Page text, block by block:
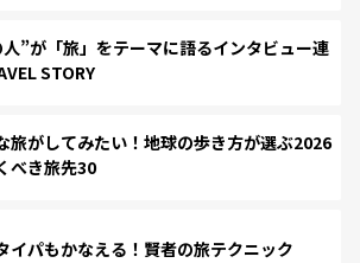
”が「旅」をテーマに語るインタビュー連
STORY
旅がしてみたい！地球の歩き方が選ぶ2026
べき旅先30
イパもかなえる！賢者の旅テクニック